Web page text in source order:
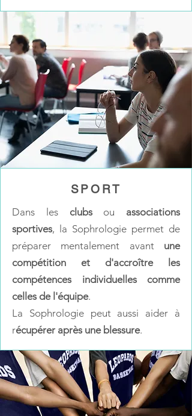
SPORT
Dans les clubsou associations
sportives, la Sophrologie permet de
préparer mentalement avant une
compétition et d'accroître les
compétences individuelles comme
celles de l'équipe.
La Sophrologie peut aussi aider à
récupérer après une blessure.